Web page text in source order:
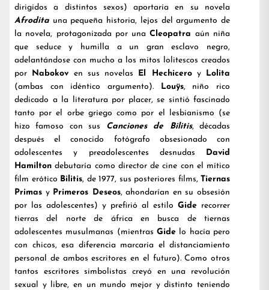
dirigidos a distintos sexos) aportaría en su novela
Afrodita una pequeña historia, lejos del argumento de
la novela, protagonizada por unaCleopatra aún niña
que seduce y humilla a un gran esclavo negro,
adelantándose con mucho a los mitos lolitescos creados
por Nabokov en sus novelas El Hechiceroy Lolita
(ambas con idéntico argumento). Louÿs, niño rico
dedicado a la literatura por placer, se sintió fascinado
tanto por el orbe griego como por el lesbianismo (se
hizo famoso con sus Canciones de Bilitis, décadas
después el conocido fotógrafo obsesionado con
adolescentes y preadolescentes desnudas David
Hamilton debutaría como director de cine con el mítico
film erótico Bilitis, de 1977, sus posteriores films, Tiernas
Primas y Primeros Deseos, ahondarían en su obsesión
por las adolescentes) y prefirió al estilo Gide recorrer
tierras del norte de áfrica en busca de tiernas
adolescentes musulmanas (mientras Gide lo hacía pero
con chicos, esa diferencia marcaría el distanciamiento
personal de ambos escritores en el futuro). Como otros
tantos escritores simbolistas creyó en una revolución
sexual y libre, en un mundo mejor y distinto teniendo